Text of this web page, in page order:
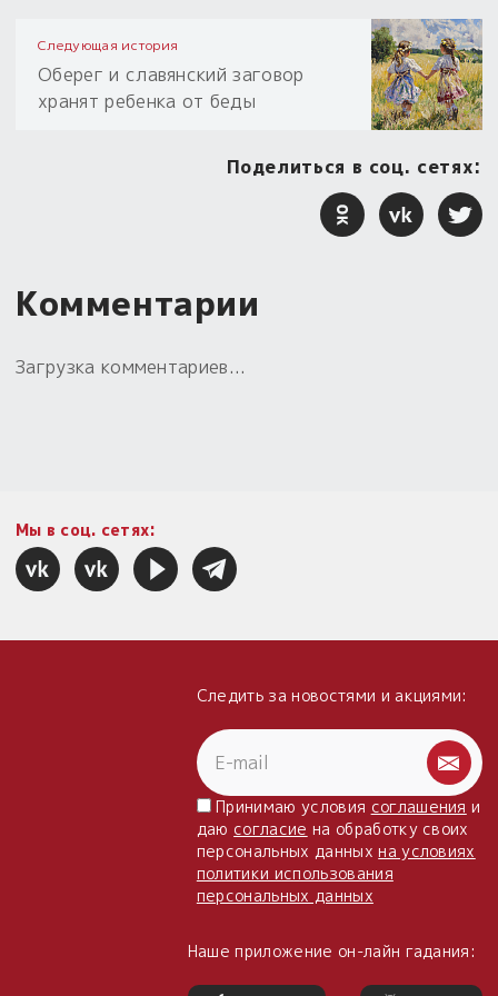
Следующая история
Оберег и славянский заговор
хранят ребенка от беды
Поделиться в соц. сетях:
Комментарии
Загрузка комментариев...
Мы в соц. сетях:
Следить за новостями и акциями:
Принимаю условия соглашения и
даю согласие на обработку своих
персональных данныхна условиях
политики использования
персональных данных
Наше приложение он-лайн гадания: